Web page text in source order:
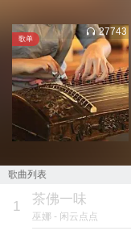
歌单
27743
歌曲列表
1 茶佛一味
巫娜 - 闲云点点